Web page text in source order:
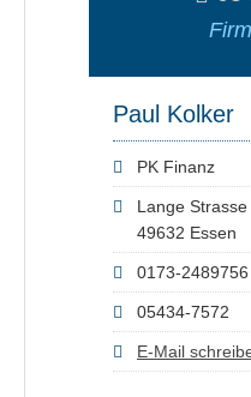
Paul Kolker
PK Finanz
Lange Strasse
49632 Essen
0173-2489756
05434-7572
E-Mail